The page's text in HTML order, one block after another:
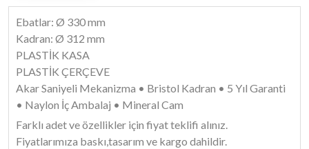
Ebatlar: Ø 330 mm
Kadran: Ø 312 mm
PLASTİK KASA
PLASTİK ÇERÇEVE
Akar Saniyeli Mekanizma • Bristol Kadran • 5 Yıl Garanti
• Naylon İç Ambalaj • Mineral Cam
Farklı adet ve özellikler için fiyat teklifi alınız.
Fiyatlarımıza baskı,tasarım ve kargo dahildir.